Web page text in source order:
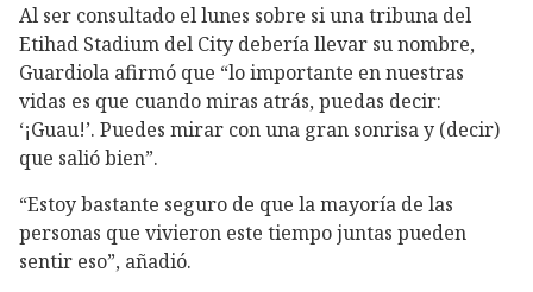
Al ser consultado el lunes sobre si una tribuna del
Etihad Stadium del City debería llevar su nombre,
Guardiola afirmó que “lo importante en nuestras
vidas es que cuando miras atrás, puedas decir:
‘¡Guau!’. Puedes mirar con una gran sonrisa y (decir)
que salió bien”.
“Estoy bastante seguro de que la mayoría de las
personas que vivieron este tiempo juntas pueden
sentir eso”, añadió.